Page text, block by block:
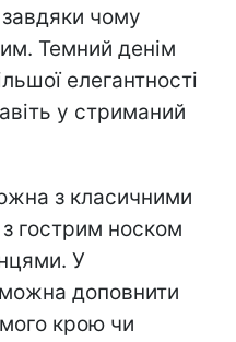
чому
Темний денім
елегантності
у стриманий
з класичними
гострим носком
У
доповнити
крою чи